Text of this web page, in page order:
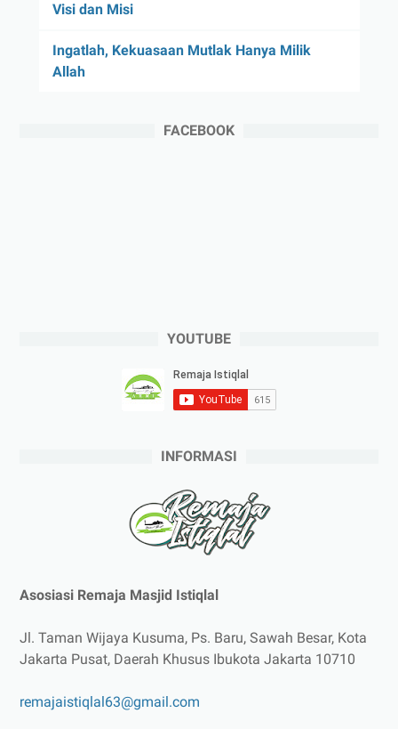
Visi dan Misi
Ingatlah, Kekuasaan Mutlak Hanya Milik
Allah
FACEBOOK
YOUTUBE
INFORMASI
Asosiasi Remaja Masjid Istiqlal
Jl. Taman Wijaya Kusuma, Ps. Baru, Sawah Besar, Kota
Jakarta Pusat, Daerah Khusus Ibukota Jakarta 10710
remajaistiqlal63@gmail.com